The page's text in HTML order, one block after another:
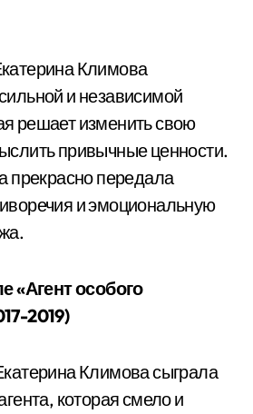
Климова
и независимой
решает изменить свою
привычные ценности.
прекрасно передала
и эмоциональную
«Агент особого
2019)
Климова сыграла
которая смело и